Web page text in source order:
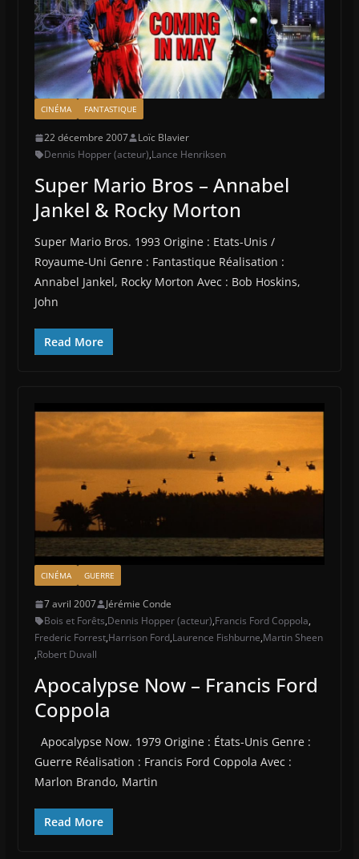
CINÉMA FANTASTIQUE
22 décembre 2007
Loïc Blavier
Dennis Hopper (acteur),Lance Henriksen
Super Mario Bros – Annabel
Jankel & Rocky Morton
Super Mario Bros. 1993 Origine : Etats-Unis /
Royaume-Uni Genre : Fantastique Réalisation :
Annabel Jankel, Rocky Morton Avec : Bob Hoskins,
John
Read More
CINÉMA GUERRE
7 avril 2007
Jérémie Conde
Bois et Forêts,Dennis Hopper (acteur),Francis Ford Coppola,
Frederic Forrest,Harrison Ford,Laurence Fishburne,Martin Sheen
,Robert Duvall
Apocalypse Now – Francis Ford
Coppola
Apocalypse Now. 1979 Origine : États-Unis Genre :
Guerre Réalisation : Francis Ford Coppola Avec :
Marlon Brando, Martin
Read More